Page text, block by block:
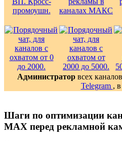
Администратор всех
Telegram , в
Шаги по оптимизации
MAX перед рекламной